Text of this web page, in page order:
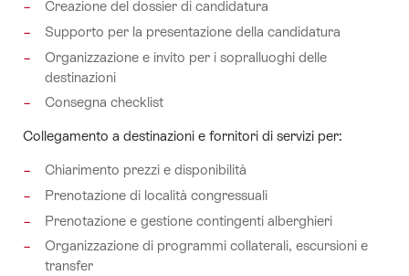
Creazione del dossier di candidatura
Supporto per la presentazione della candidatura
Organizzazione e invito per i sopralluoghi delle
destinazioni
Consegna checklist
Collegamento a destinazioni e fornitori di servizi per:
Chiarimento prezzi e disponibilità
Prenotazione di località congressuali
Prenotazione e gestione contingenti alberghieri
Organizzazione di programmi collaterali, escursioni e
transfer